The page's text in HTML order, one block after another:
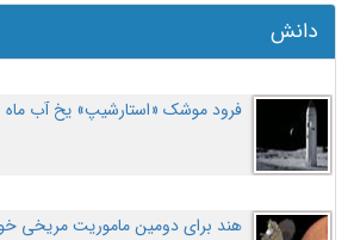
دانش
فرود موشک «استارشیپ» یخ آب ماه
هند برای دومین ماموریت مریخی